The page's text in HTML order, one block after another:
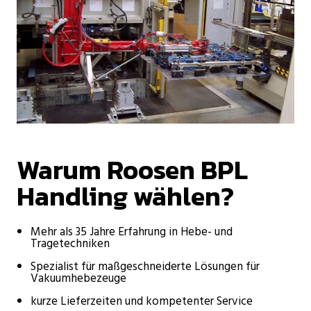
Warum Roosen BPL
Handling wählen?
Mehr als 35 Jahre Erfahrung in Hebe- und
Tragetechniken
Spezialist für maßgeschneiderte Lösungen für
Vakuumhebezeuge
kurze Lieferzeiten und kompetenter Service